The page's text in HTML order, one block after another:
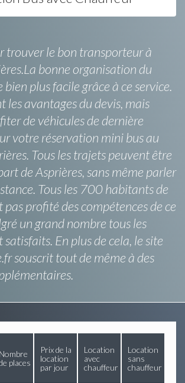
trouver le bon transporteur à
bonne organisation du
bien plus facile grâce à ce service.
les avantages du devis, mais
de véhicules de dernière
votre réservation mini bus au
Tous les trajets peuvent être
de Asprières, sans même parler
Tous les 700 habitants de
pas profité des compétences de ce
un grand nombre tous les
satisfaits. En plus de cela, le site
souscrit tout de même à des
Nombre
places
Prix de la
location
par jour
Location
avec
chauffeur
Location
sans
chauffeur